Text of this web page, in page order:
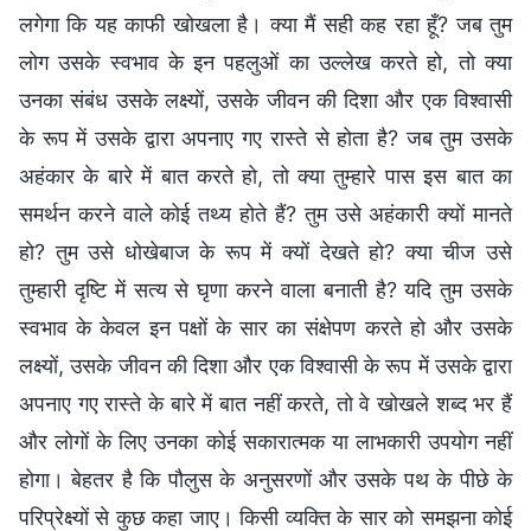
लगेगा कि यह काफी खोखला है। क्या मैं सही कह रहा हूँ? जब तुम
लोग उसके स्वभाव के इन पहलुओं का उल्लेख करते हो, तो क्या
उनका संबंध उसके लक्ष्यों, उसके जीवन की दिशा और एक विश्वासी
के रूप में उसके द्वारा अपनाए गए रास्ते से होता है? जब तुम उसके
अहंकार के बारे में बात करते हो, तो क्या तुम्हारे पास इस बात का
समर्थन करने वाले कोई तथ्य होते हैं? तुम उसे अहंकारी क्यों मानते
हो? तुम उसे धोखेबाज के रूप में क्यों देखते हो? क्या चीज उसे
तुम्हारी दृष्टि में सत्य से घृणा करने वाला बनाती है? यदि तुम उसके
स्वभाव के केवल इन पक्षों के सार का संक्षेपण करते हो और उसके
लक्ष्यों, उसके जीवन की दिशा और एक विश्वासी के रूप में उसके द्वारा
अपनाए गए रास्ते के बारे में बात नहीं करते, तो वे खोखले शब्द भर हैं
और लोगों के लिए उनका कोई सकारात्मक या लाभकारी उपयोग नहीं
होगा। बेहतर है कि पौलुस के अनुसरणों और उसके पथ के पीछे के
परिप्रेक्ष्यों से कुछ कहा जाए। किसी व्यक्ति के सार को समझना कोई